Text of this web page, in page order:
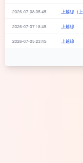
2026-07-08 05:45 上越線（上
2026-07-07 18:45 上越線
2026-07-05 23:45 上越線